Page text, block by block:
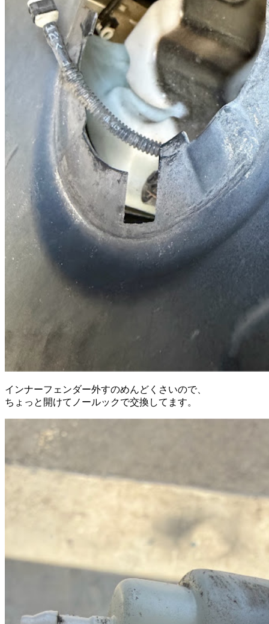
インナーフェンダー外すのめんどくさいので、
ちょっと開けてノールックで交換してます。